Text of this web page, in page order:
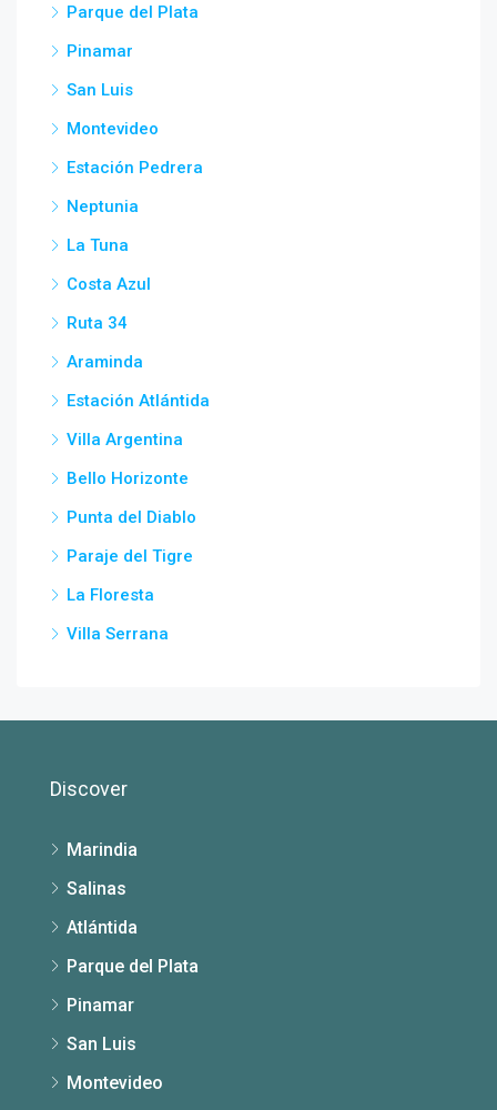
Parque del Plata
Pinamar
San Luis
Montevideo
Estación Pedrera
Neptunia
La Tuna
Costa Azul
Ruta 34
Araminda
Estación Atlántida
Villa Argentina
Bello Horizonte
Punta del Diablo
Paraje del Tigre
La Floresta
Villa Serrana
Discover
Marindia
Salinas
Atlántida
Parque del Plata
Pinamar
San Luis
Montevideo